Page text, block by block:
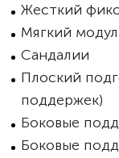
Жесткий
Мягкий
Сандалии
Плоский
поддержек)
Боковые
Боковые